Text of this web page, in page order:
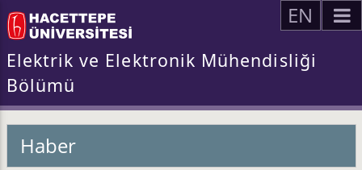
EN
Elektrik ve Elektronik Mühendisliği
Bölümü
Haber